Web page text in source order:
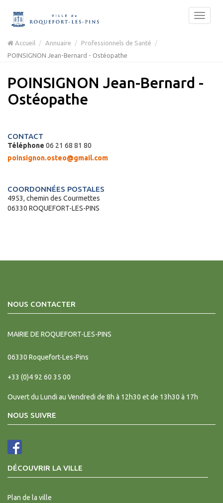
Accueil Annuaire
Professionnels de Santé
POINSIGNON Jean-Bernard - Ostéopathe
POINSIGNON Jean-Bernard -
Ostéopathe
CONTACT
Téléphone 06 21 68 81 80
poinsignon.osteo@gmail.com
COORDONNÉES POSTALES
4953, chemin des Courmettes
06330 ROQUEFORT-LES-PINS
NOUS CONTACTER
MAIRIE DE ROQUEFORT-LES-PINS
06330 Roquefort-Les-Pins
+33 (0)4 92 60 35 00
Ouvert du Lundi au Vendredi de 8h à 12h30 et de 13h30 à 17h
NOUS SUIVRE
DÉCOUVRIR LA VILLE
Plan de la ville